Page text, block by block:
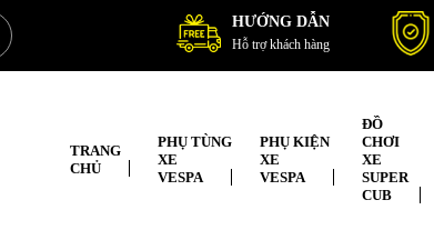
HƯỚNG DẪN
Hỗ trợ khách hàng
TRANG
CHỦ
PHỤ TÙNG
XE
VESPA
PHỤ KIỆN
XE
VESPA
ĐỒ
CHƠI
XE
SUPER
CUB